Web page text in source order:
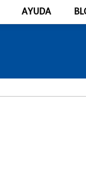
AYUDA